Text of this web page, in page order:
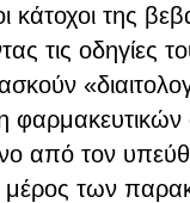
κάτοχοι της
τις οδηγίες
από τον
μέρος των